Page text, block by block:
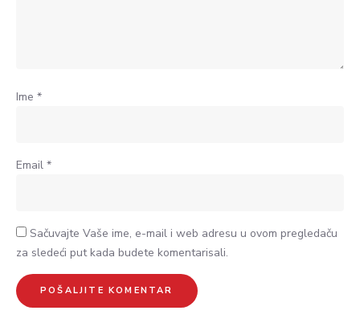
Ime *
Email *
Sačuvajte Vaše ime, e-mail i web adresu u ovom pregledaču
za sledeći put kada budete komentarisali.